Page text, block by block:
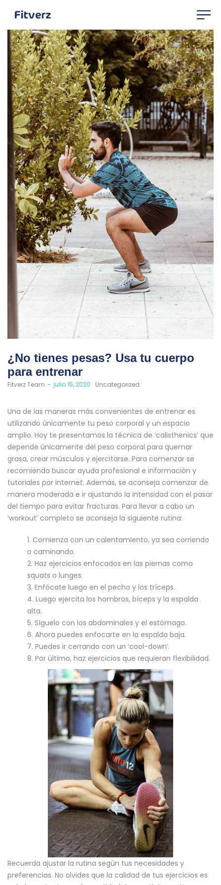
¿No tienes pesas? Usa tu cuerpo
para entrenar
by
Fitverz Team julio 15, 2020 Uncategorized
Una de las maneras más convenientes de entrenar es
utilizando únicamente tu peso corporal y un espacio
amplio. Hoy te presentamos la técnica de ‘calisthenics’ que
depende únicamente del peso corporal para quemar
grasa, crear músculos y ejercitarse. Para comenzar se
recomienda buscar ayuda profesional e información y
tutoriales por internet. Además, se aconseja comenzar de
manera moderada e ir ajustando la intensidad con el pasar
del tiempo para evitar fracturas. Para llevar a cabo un
‘workout’ completo se aconseja la siguiente rutina:
Comienza con un calentamiento, ya sea corriendo
o caminando.
Haz ejercicios enfocados en las piernas como
squats o lunges.
Enfócate luego en el pecho y los tríceps.
Luego ejercita los hombros, bíceps y la espalda
alta.
Síguelo con los abdominales y el estómago.
Ahora puedes enfocarte en la espalda baja.
Puedes ir cerrando con un ‘cool-down’.
Por último, haz ejercicios que requieran flexibilidad.
Recuerda ajustar la rutina según tus necesidades y
preferencias. No olvides que la calidad de tus ejercicios es